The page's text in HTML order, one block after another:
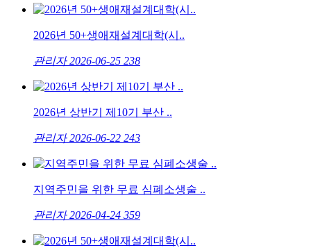
2026년 50+생애재설계대학(시..
관리자 2026-06-25 238
2026년 상반기 제10기 부산 ..
관리자 2026-06-22 243
지역주민을 위한 무료 심폐소생술 ..
관리자 2026-04-24 359